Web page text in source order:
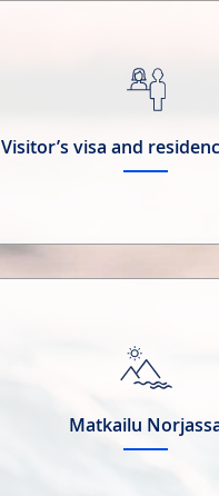
Visitor’s visa and
Matkailu